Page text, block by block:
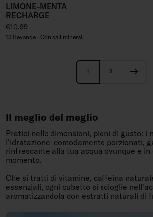
LIMONE-MENTA
RECHARGE
Prezzo regolare
€10,99
12 Bevande · Con sali minerali
1 2
Il meglio del meglio
Pratici nelle dimensioni, pieni di gusto: i
l'idratazione, comodamente porzionati,
rinfrescante alla tua acqua ovunque e in
momento.
Che si tratti di vitamine, caffeina
essenziali, ogni cubetto si scioglie
aromatizzandola con estratti naturali di